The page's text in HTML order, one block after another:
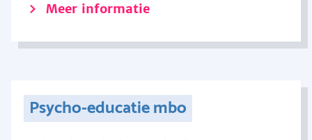
Meer informatie
Psycho-educatie mbo